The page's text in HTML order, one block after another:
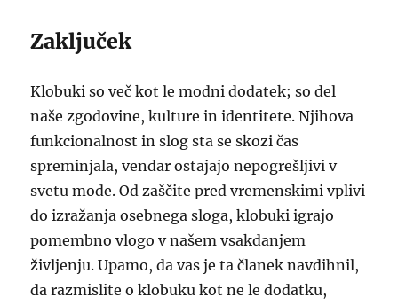
Zaključek
Klobuki so več kot le modni dodatek; so del
naše zgodovine, kulture in identitete. Njihova
funkcionalnost in slog sta se skozi čas
spreminjala, vendar ostajajo nepogrešljivi v
svetu mode. Od zaščite pred vremenskimi vplivi
do izražanja osebnega sloga, klobuki igrajo
pomembno vlogo v našem vsakdanjem
življenju. Upamo, da vas je ta članek navdihnil,
da razmislite o klobuku kot ne le dodatku,